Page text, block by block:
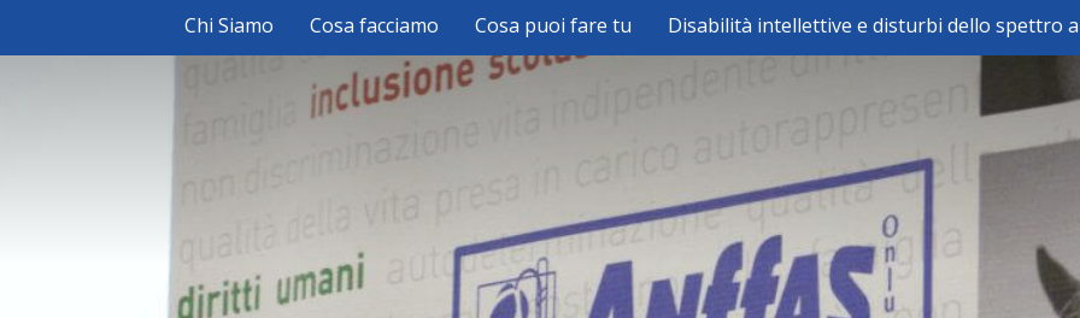
con
disabilità
intellettive
neurosviluppo
Inclusione scolastica
Inclusione lavorativa
Politiche sociali
Pillole
Formazione
Avvisi, bandi
Welfare locale
Chi Siamo Cosa facciamo Cosa puoi fare tu Disabilità intellettive e disturbi dello spettro